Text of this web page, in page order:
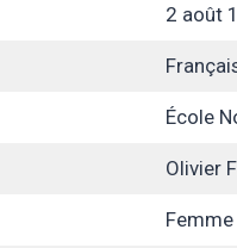
2 août
École
Olivier
Femme